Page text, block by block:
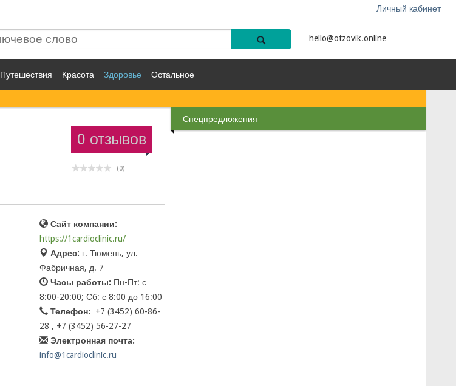
Личный кабинет
hello@otzovik.online
Путешествия Красота Здоровье Остальное
0 отзывов
(0)
Сайт компании:
https://1cardioclinic.ru/
Адрес: г. Тюмень, ул.
Фабричная, д. 7
Часы работы: Пн-Пт: с
8:00-20:00; Сб: с 8:00 до 16:00
Телефон:
+7 (3452) 60-86-
28 , +7 (3452) 56-27-27
Электронная почта:
info@1cardioclinic.ru
Спецпредложения